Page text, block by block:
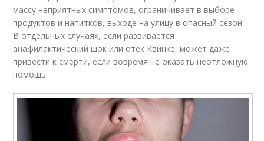
массу неприятных симптомов, ограничивает в выборе
продуктов и напитков, выходе на улицу в опасный сезон.
В отдельных случаях, если развивается
анафилактический шок или отек Квинке, может даже
привести к смерти, если вовремя не оказать неотложную
помощь.